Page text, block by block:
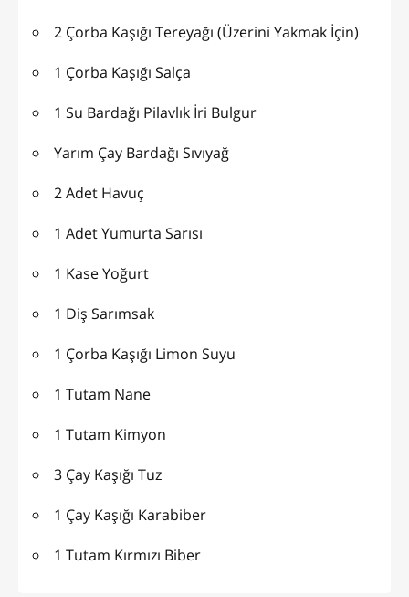
2 Çorba Kaşığı Tereyağı (Üzerini Yakmak İçin)
1 Çorba Kaşığı Salça
1 Su Bardağı Pilavlık İri Bulgur
Yarım Çay Bardağı Sıvıyağ
2 Adet Havuç
1 Adet Yumurta Sarısı
1 Kase Yoğurt
1 Diş Sarımsak
1 Çorba Kaşığı Limon Suyu
1 Tutam Nane
1 Tutam Kimyon
3 Çay Kaşığı Tuz
1 Çay Kaşığı Karabiber
1 Tutam Kırmızı Biber